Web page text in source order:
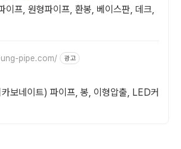
이프, 원형파이프, 환봉, 베이스판, 데크,
pipe.com/ 광고
네이트) 파이프, 봉, 이형압출, LED커